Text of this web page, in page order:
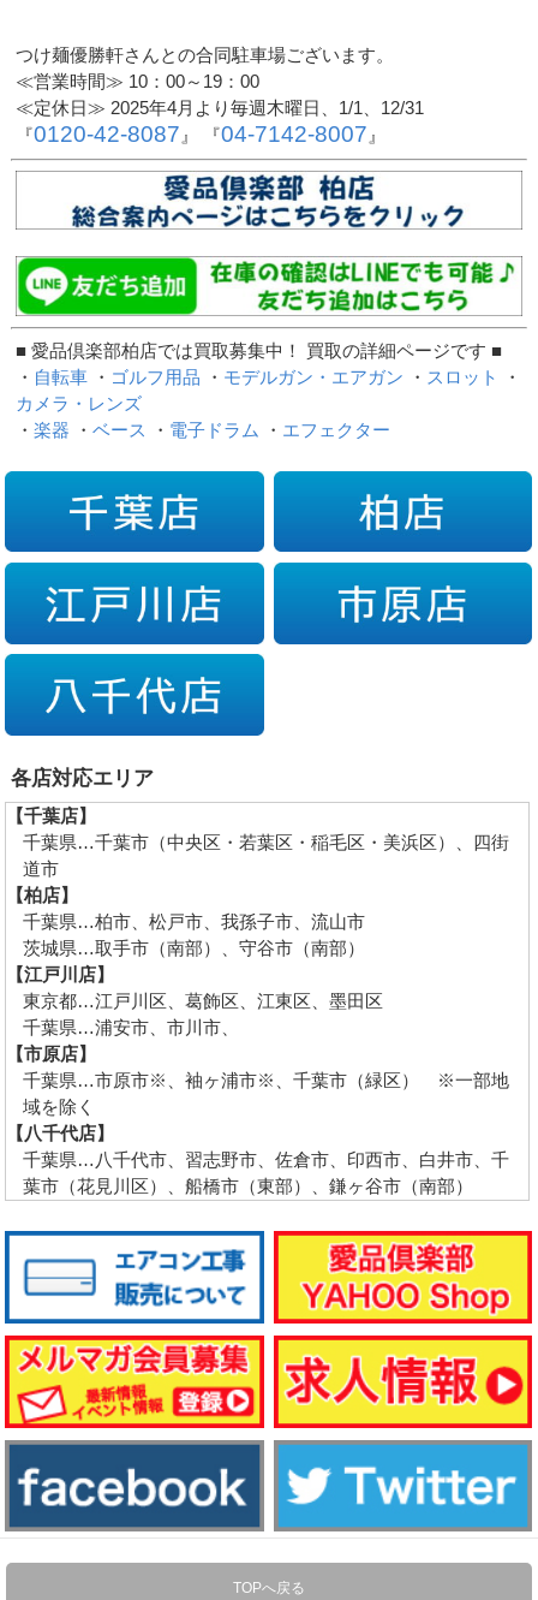
つけ麺優勝軒さんとの合同駐車場ございます。
≪営業時間≫ 10：00～19：00
≪定休日≫ 2025年4月より毎週木曜日、1/1、12/31
『0120-42-8087 』 『04-7142-8007 』
■ 愛品倶楽部柏店では買取募集中！ 買取の詳細ページです ■
・ 自転車 ・ ゴルフ用品 ・ モデルガン・エアガン ・ スロット
・
カメラ・レンズ
・楽器 ・ベース ・ 電子ドラム ・ エフェクター
各店対応エリア
【千葉店】
千葉県…千葉市（中央区・若葉区・稲毛区・美浜区）、四街
道市
【柏店】
千葉県…柏市、松戸市、我孫子市、流山市
茨城県…取手市（南部）、守谷市（南部）
【江戸川店】
東京都…江戸川区、葛飾区、江東区、墨田区
千葉県…浦安市、市川市、
【市原店】
千葉県…市原市※、袖ヶ浦市※、千葉市（緑区） ※一部地
域を除く
【八千代店】
千葉県…八千代市、習志野市、佐倉市、印西市、白井市、千
葉市（花見川区）、船橋市（東部）、鎌ヶ谷市（南部）
TOPへ戻る